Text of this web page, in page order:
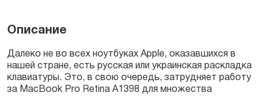
Описание
Далеко не во всех ноутбуках Apple, оказавшихся в
нашей стране, есть русская или украинская раскладка
клавиатуры. Это, в свою очередь, затрудняет работу
за MacBook Pro Retina A1398 для множества